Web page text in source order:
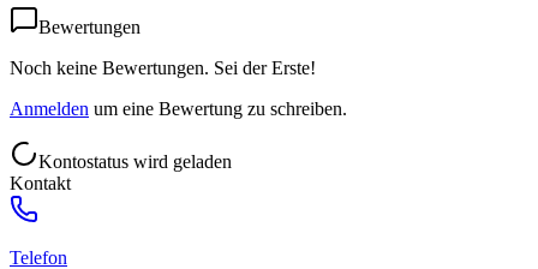
Bewertungen
Noch keine Bewertungen. Sei der Erste!
Anmelden um eine Bewertung zu schreiben.
Kontostatus wird geladen
Kontakt
Telefon